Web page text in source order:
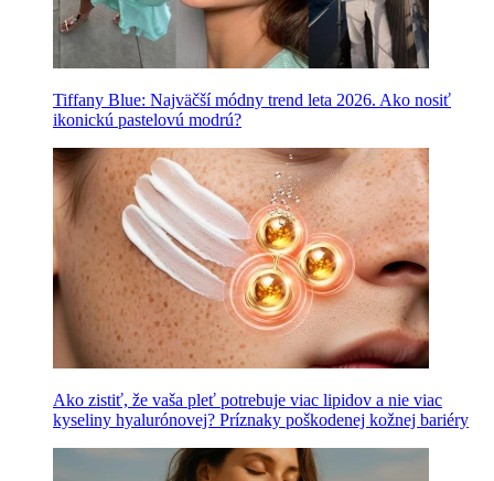
Tiffany Blue: Najväčší módny trend leta 2026. Ako nosiť
ikonickú pastelovú modrú?
Ako zistiť, že vaša pleť potrebuje viac lipidov a nie viac
kyseliny hyalurónovej? Príznaky poškodenej kožnej bariéry